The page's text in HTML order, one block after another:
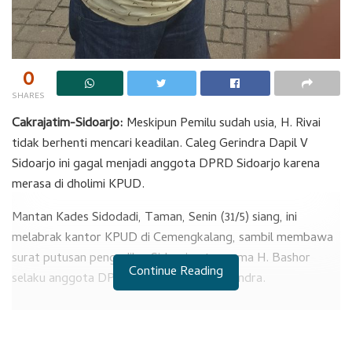
0
SHARES
Cakrajatim-Sidoarjo: Meskipun Pemilu sudah usia, H. Rivai
tidak berhenti mencari keadilan. Caleg Gerindra Dapil V
Sidoarjo ini gagal menjadi anggota DPRD Sidoarjo karena
merasa di dholimi KPUD.
Mantan Kades Sidodadi, Taman, Senin (31/5) siang, ini
melabrak kantor KPUD di Cemengkalang, sambil membawa
surat putusan pengadilan Sidoarjo atas nama H. Bashor
selaku anggota DPRD Sidoarjo dari F Gerindra.
Continue Reading